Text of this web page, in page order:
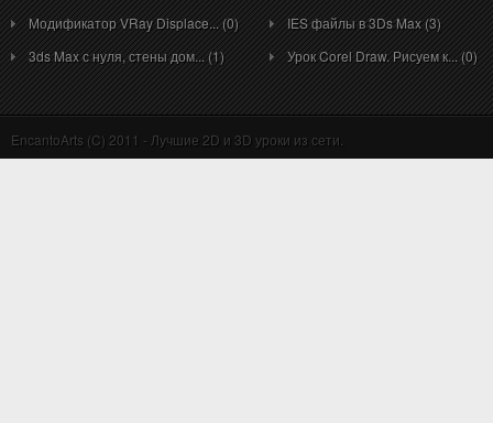
Модификатор VRay Displace... (0)
3ds Max с нуля, стены дом... (1)
IES файлы в 3Ds Max (3)
Урок Corel Draw. Рисуем к... (0)
EncantoArts (C) 2011 - Лучшие 2D и 3D уроки из сети.